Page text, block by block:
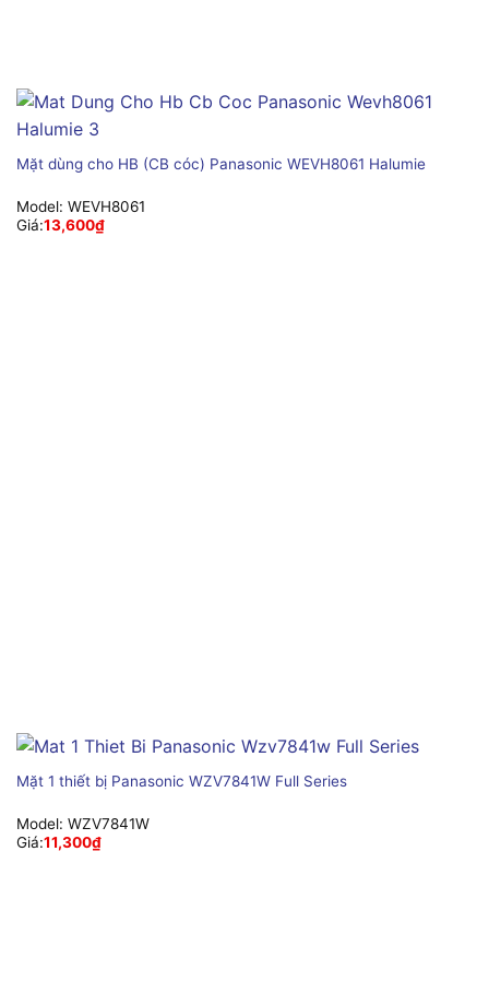
Mặt dùng cho HB (CB cóc) Panasonic WEVH8061 Halumie
Model: WEVH8061
Giá:13,600₫
Mặt 1 thiết bị Panasonic WZV7841W Full Series
Model: WZV7841W
Giá:11,300₫